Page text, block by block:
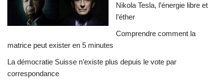
Nikola Tesla, l’énergie libre et
l’éther
Comprendre comment la
matrice peut exister en 5 minutes
La démocratie Suisse n’existe plus depuis le vote par
correspondance